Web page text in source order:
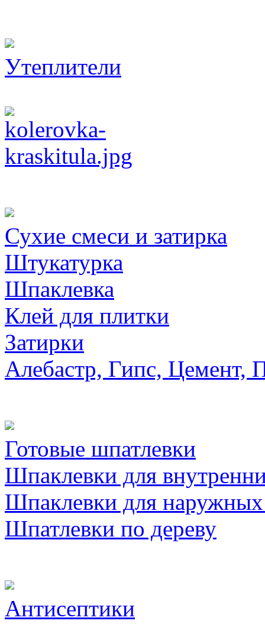
Утеплители
Сухие смеси и затирка
Штукатурка
Шпаклевка
Клей для плитки
Затирки
Алебастр, Гипс, Цемент,
Готовые шпатлевки
Шпаклевки для
Шпаклевки для наружных
Шпатлевки по дереву
Антисептики